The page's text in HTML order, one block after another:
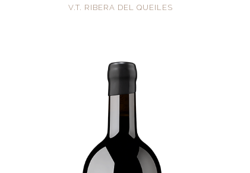
V.T. RIBERA DEL QUEILES